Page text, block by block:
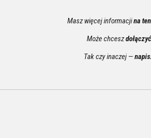
Masz więcej informacjina
Może chcesz
Tak czy inaczej —